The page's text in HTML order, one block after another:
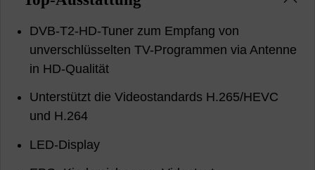
DVB-T2-HD-Tuner zum Empfang von
unverschlüsselten TV-Programmen via Antenne
in HD-Qualität
Unterstützt die Videostandards H.265/HEVC
und H.264
LED-Display